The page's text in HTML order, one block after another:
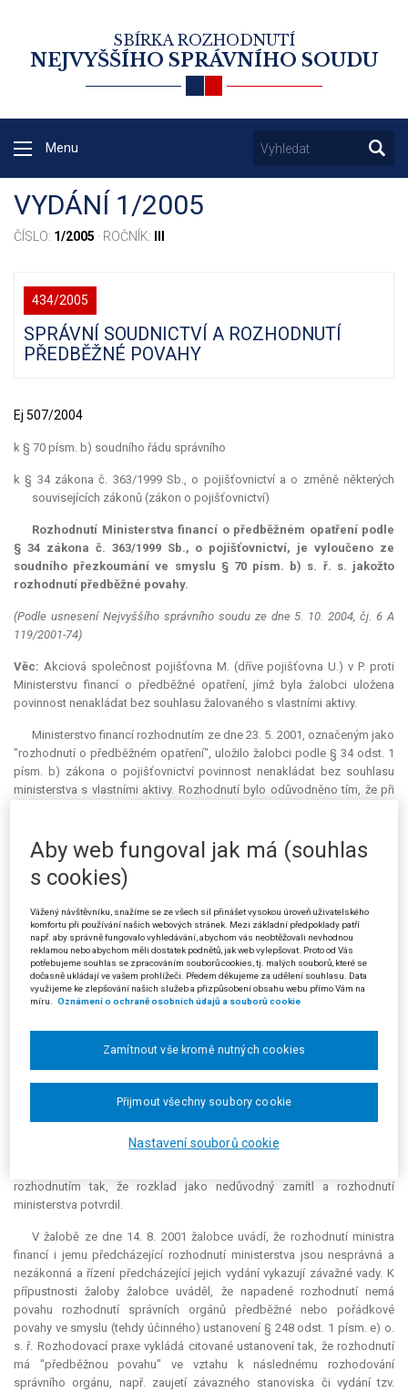
SBÍRKA ROZHODNUTÍ
NEJVYŠŠÍHO SPRÁVNÍHO SOUDU
Menu
VYDÁNÍ 1/2005
ČÍSLO: 1/2005 · ROČNÍK:
434/2005
SPRÁVNÍ SOUDNICTVÍ A ROZHODNUTÍ
PŘEDBĚŽNÉ POVAHY
Ej 507/2004
k § 70 písm. b) soudního řádu správního
k § 34 zákona č. 363/1999 Sb., o pojišťovnictví a o změně některých
souvisejících zákonů (zákon o pojišťovnictví)
Rozhodnutí Ministerstva financí o předběžném opatření podle
§ 34 zákona č. 363/1999 Sb., o pojišťovnictví, je vyloučeno ze
soudního přezkoumání ve smyslu § 70 písm. b) s. ř. s. jakožto
rozhodnutí předběžné povahy.
(Podle usnesení Nejvyššího správního soudu ze dne 5. 10. 2004, čj. 6 A
119/2001-74)
Věc: Akciová společnost pojišťovna M. (dříve pojišťovna U.) v P. proti
Ministerstvu financí o předběžné opatření, jímž byla žalobci uložena
povinnost nenakládat bez souhlasu žalovaného s vlastními aktivy.
Ministerstvo financí rozhodnutím ze dne 23. 5. 2001, označeným jako
"rozhodnutí o předběžném opatření", uložilo žalobci podle § 34 odst. 1
písm. b) zákona o pojišťovnictví povinnost nenakládat bez souhlasu
ministerstva s vlastními aktivy. Rozhodnutí bylo odůvodněno tím, že při
vykazovaná výše technických rezerv 34 902 000 Kč je kryta pouze
finančním umístěním v hodnotě 18 126 000 Kč a dále že v tomto výkazu
je částečně uplatněna
zjištěny závažné nedostatky (k 31. 7. 2000 dosáhla ztráta pojišťovny 135
174 000 Kč, a přesáhla tak polovinu jejího základního jmění) a vzhledem
k této skutečnosti, jakož i k tomu, že předchozí opatření ministerstva
pojišťovna plnila pouze částečně nebo je neplnila vůbec, vydalo
ministerstvo rozhodnutí o předběžném opatření dle § 34 odst. 1 písm. b)
zákona o pojišťovnictví, aby tak do doby, než nabude právní moci
právnických osob, které nejsou účastníky správního řízení. V odůvodnění
jakmile pomine důvod, pro který bylo nařízeno; jinak pozbude účinnosti
dnem, kdy rozhodnutí ve věci nabylo právní moci (§ 43 odst. 2 správního
O rozkladu žalobce ze dne 4. 10. 2000 proti rozhodnutí o
rozhodnutím tak, že rozklad jako nedůvodný zamítl a rozhodnutí
ministerstva potvrdil.
V žalobě ze dne 14. 8. 2001 žalobce uvádí, že rozhodnutí ministra
financí i jemu předcházející rozhodnutí ministerstva jsou nesprávná a
nezákonná a řízení předcházející jejich vydání vykazují závažné vady. K
přípustnosti žaloby žalobce uváděl, že napadené rozhodnutí nemá
povahu rozhodnutí správních orgánů předběžné nebo pořádkové
povahy ve smyslu (tehdy účinného) ustanovení § 248 odst. 1 písm. e) o.
s. ř. Rozhodovací praxe vykládá citované ustanovení tak, že rozhodnutí
má "předběžnou povahu" ve vztahu k následnému rozhodování
správního orgánu, např. zaujetí závazného stanoviska či vydání tzv.
Aby web fungoval jak má (souhlas
s cookies)
Vážený návštěvníku, snažíme se ze všech sil přinášet vysokou úroveň uživatelského
komfortu při používání našich webových stránek. Mezi základní předpoklady patří
např. aby správně fungovalo vyhledávání, abychom vás neobtěžovali nevhodnou
reklamou nebo abychom měli dostatek podnětů, jak web vylepšovat. Proto od Vás
potřebujeme souhlas se zpracováním souborů cookies, tj. malých souborů, které se
dočasně ukládají ve vašem prohlížeči. Předem děkujeme za udělení souhlasu. Data
využijeme ke zlepšování našich služeb a přizpůsobení obsahu webu přímo Vám na
míru.
Oznámení o ochraně osobních údajů a souborů cookie
Nastavení souborů cookie
Zamítnout vše kromě nutných cookies
Přijmout všechny soubory cookie